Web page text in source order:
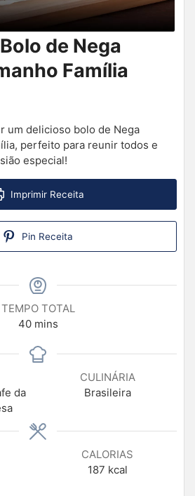
de Nega
Família
um delicioso bolo de Nega
perfeito para reunir todos e
especial!
Imprimir Receita
Pin Receita
TEMPO TOTAL
40 mins
da
CULINÁRIA
Brasileira
CALORIAS
187 kcal